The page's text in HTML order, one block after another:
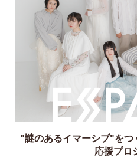
"謎のあるイマーシブ"をつ
応援プロ